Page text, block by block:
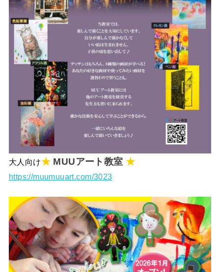
大人向け★MUUアート教室★
https://muumuuart.com/3023